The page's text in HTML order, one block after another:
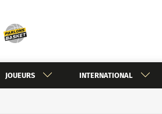
JOUEURS INTERNATIONAL